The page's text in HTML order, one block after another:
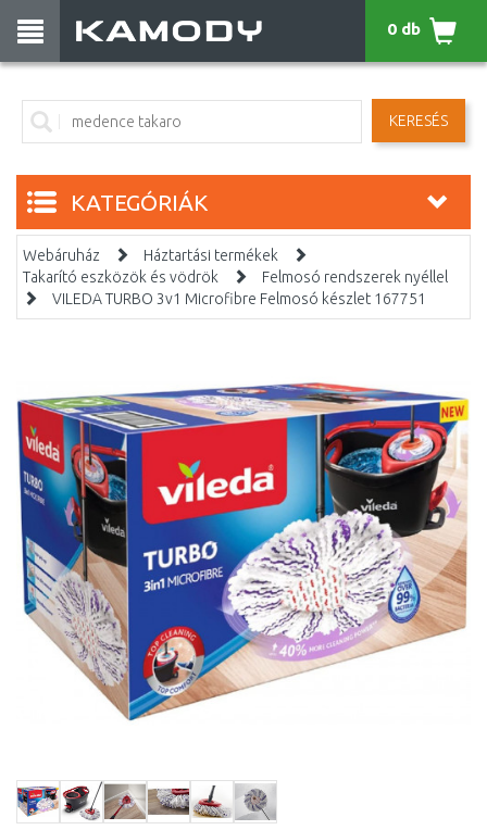
KERESÉS
0 db
KATEGÓRIÁK
Webáruház
Háztartási termékek
Takarító eszközök és vödrök
Felmosó rendszerek nyéllel
VILEDA TURBO 3v1 Microfibre Felmosó készlet 167751